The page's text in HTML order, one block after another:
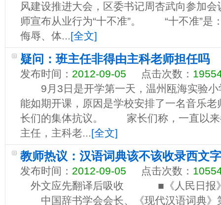
风建设推进大会，区委书记周杏武向参加
师宣布从业行为“十不准”。 “十不准”是
侮辱、体...[全文]
疑问：班主任非得由主科老师担任吗
发布时间： 2012-09-05 点击次数：
9月3日是开学第一天，温州瓯海实验小
能如期开课，原因是学校安排了一名音乐
长们的集体抗议。 家长们称，一直以来
主任，主科老...[全文]
教师热议：汉语词典该不该收录西文
发布时间： 2012-09-05 点击次数：
外文应先翻译后吸收 ■《人民日报
中国辞书学会会长、《现代汉语词典》